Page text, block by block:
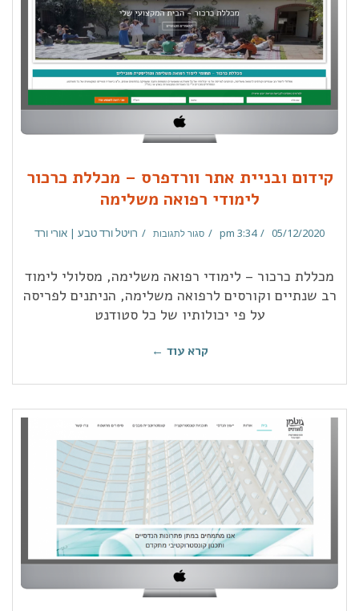
קידום ובניית אתר וורדפרס – מכללת כרכור
לימודי רפואה משלימה
05/12/2020
3:34 pm סגור לתגובות רויטל ורד טבע | אורי ורד
מכללת כרכור – לימודי רפואה משלימה, מסלולי לימוד
רב שנתיים וקורסים לרפואה משלימה, הניתנים לפריסה
על פי יכולותיו של כל סטודנט
קרא עוד ←